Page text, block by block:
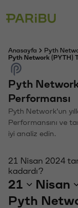
Anasayfa
Pyth
Pyth Network (PYTH)
Pyth
Performansı
Pyth Network'un
Performansını ve
iyi analiz edin.
21 Nisan 2024
kadardı?
21 Nisan
Pyth